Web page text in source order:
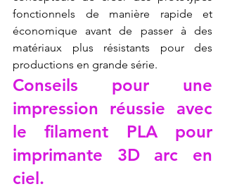
fonctionnels de manière rapide et
économique avant de passer à des
matériaux plus résistants pour des
productions en grande série.
Conseils pour une
impression réussie avec
le filament PLA pour
imprimante 3D arc en
ciel.